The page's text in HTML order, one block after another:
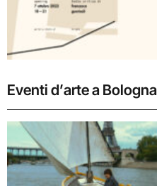
Eventi d’arte a Bologna